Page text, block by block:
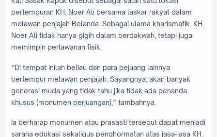
pertempuran KH. Noer Ali bersama laskar rakyat dalam
melawan penjajah Belanda. Sebagai ulama kharismatik, KH.
Noer Ali tidak hanya gigih dalam berdakwah, tetapi juga
memimpin perlawanan fisik.
“Di tempat inilah beliau dan para pejuang lainnya
bertempur melawan penjajah. Sayangnya, akan banyak
generasi muda yang tidak tahu jika tidak ada penanda
khusus (monumen perjuangan),” tambahnya.
Ia berharap monumen atau prasasti tersebut dapat menjadi
sarana edukasi sekaligus penghormatan atas jasa-jasa KH.